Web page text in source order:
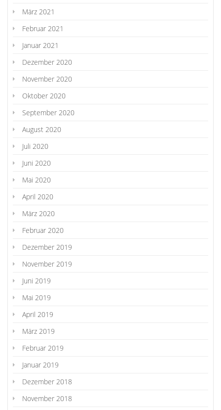
März 2021
Februar 2021
Januar 2021
Dezember 2020
November 2020
Oktober 2020
September 2020
August 2020
Juli 2020
Juni 2020
Mai 2020
April 2020
März 2020
Februar 2020
Dezember 2019
November 2019
Juni 2019
Mai 2019
April 2019
März 2019
Februar 2019
Januar 2019
Dezember 2018
November 2018